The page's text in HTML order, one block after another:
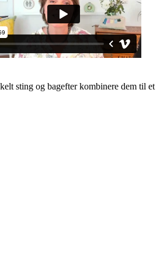
sting og bagefter kombinere dem til et